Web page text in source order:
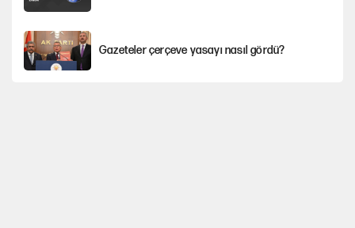
Gazeteler çerçeve yasayı nasıl gördü?